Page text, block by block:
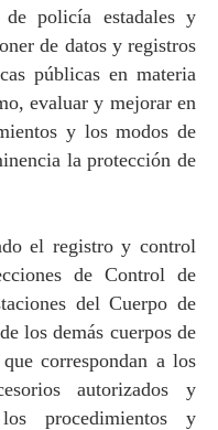
policía estadales y
de datos y registros
públicas en materia
evaluar y mejorar en
y los modos de
la protección de
el registro y control
de Control de
del Cuerpo de
los demás cuerpos de
correspondan a los
autorizados y
procedimientos y